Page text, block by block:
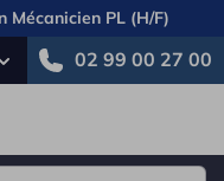
Mécanicien PL (H/F)
02 99 00 27 00